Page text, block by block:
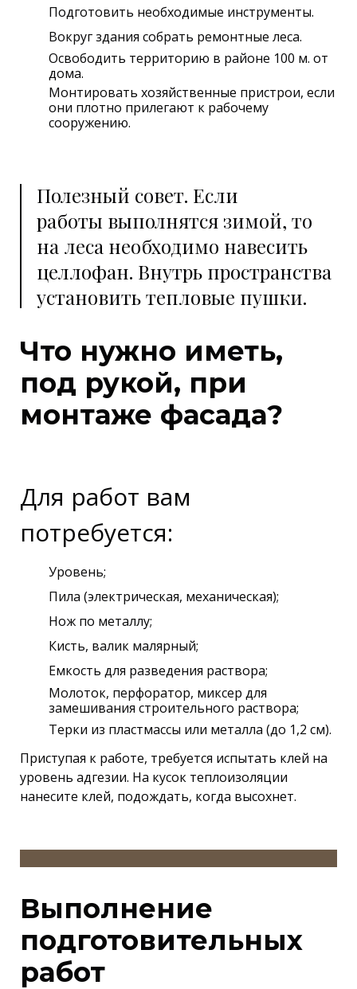
Подготовить необходимые инструменты.
Вокруг здания собрать ремонтные леса.
Освободить территорию в районе 100 м. от
дома.
Монтировать хозяйственные пристрои, если
они плотно прилегают к рабочему
сооружению.
Полезный совет. Если
работы выполнятся зимой, то
на леса необходимо навесить
целлофан. Внутрь пространства
установить тепловые пушки.
Что нужно иметь,
под рукой, при
монтаже фасада?
Для работ вам
потребуется:
Уровень;
Пила (электрическая, механическая);
Нож по металлу;
Кисть, валик малярный;
Емкость для разведения раствора;
Молоток, перфоратор, миксер для
замешивания строительного раствора;
Терки из пластмассы или металла (до 1,2 см).
Приступая к работе, требуется испытать клей на
уровень адгезии. На кусок теплоизоляции
нанесите клей, подождать, когда высохнет.
Выполнение
подготовительных
работ